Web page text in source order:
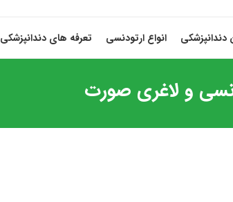
انواع ارتودنسی تعرفه های دندانپزشکی
و لاغری صورت